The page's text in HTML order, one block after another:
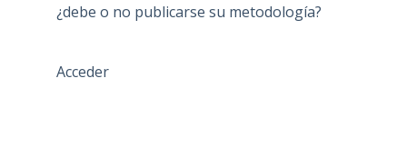
¿debe o no publicarse su metodología?
Acceder